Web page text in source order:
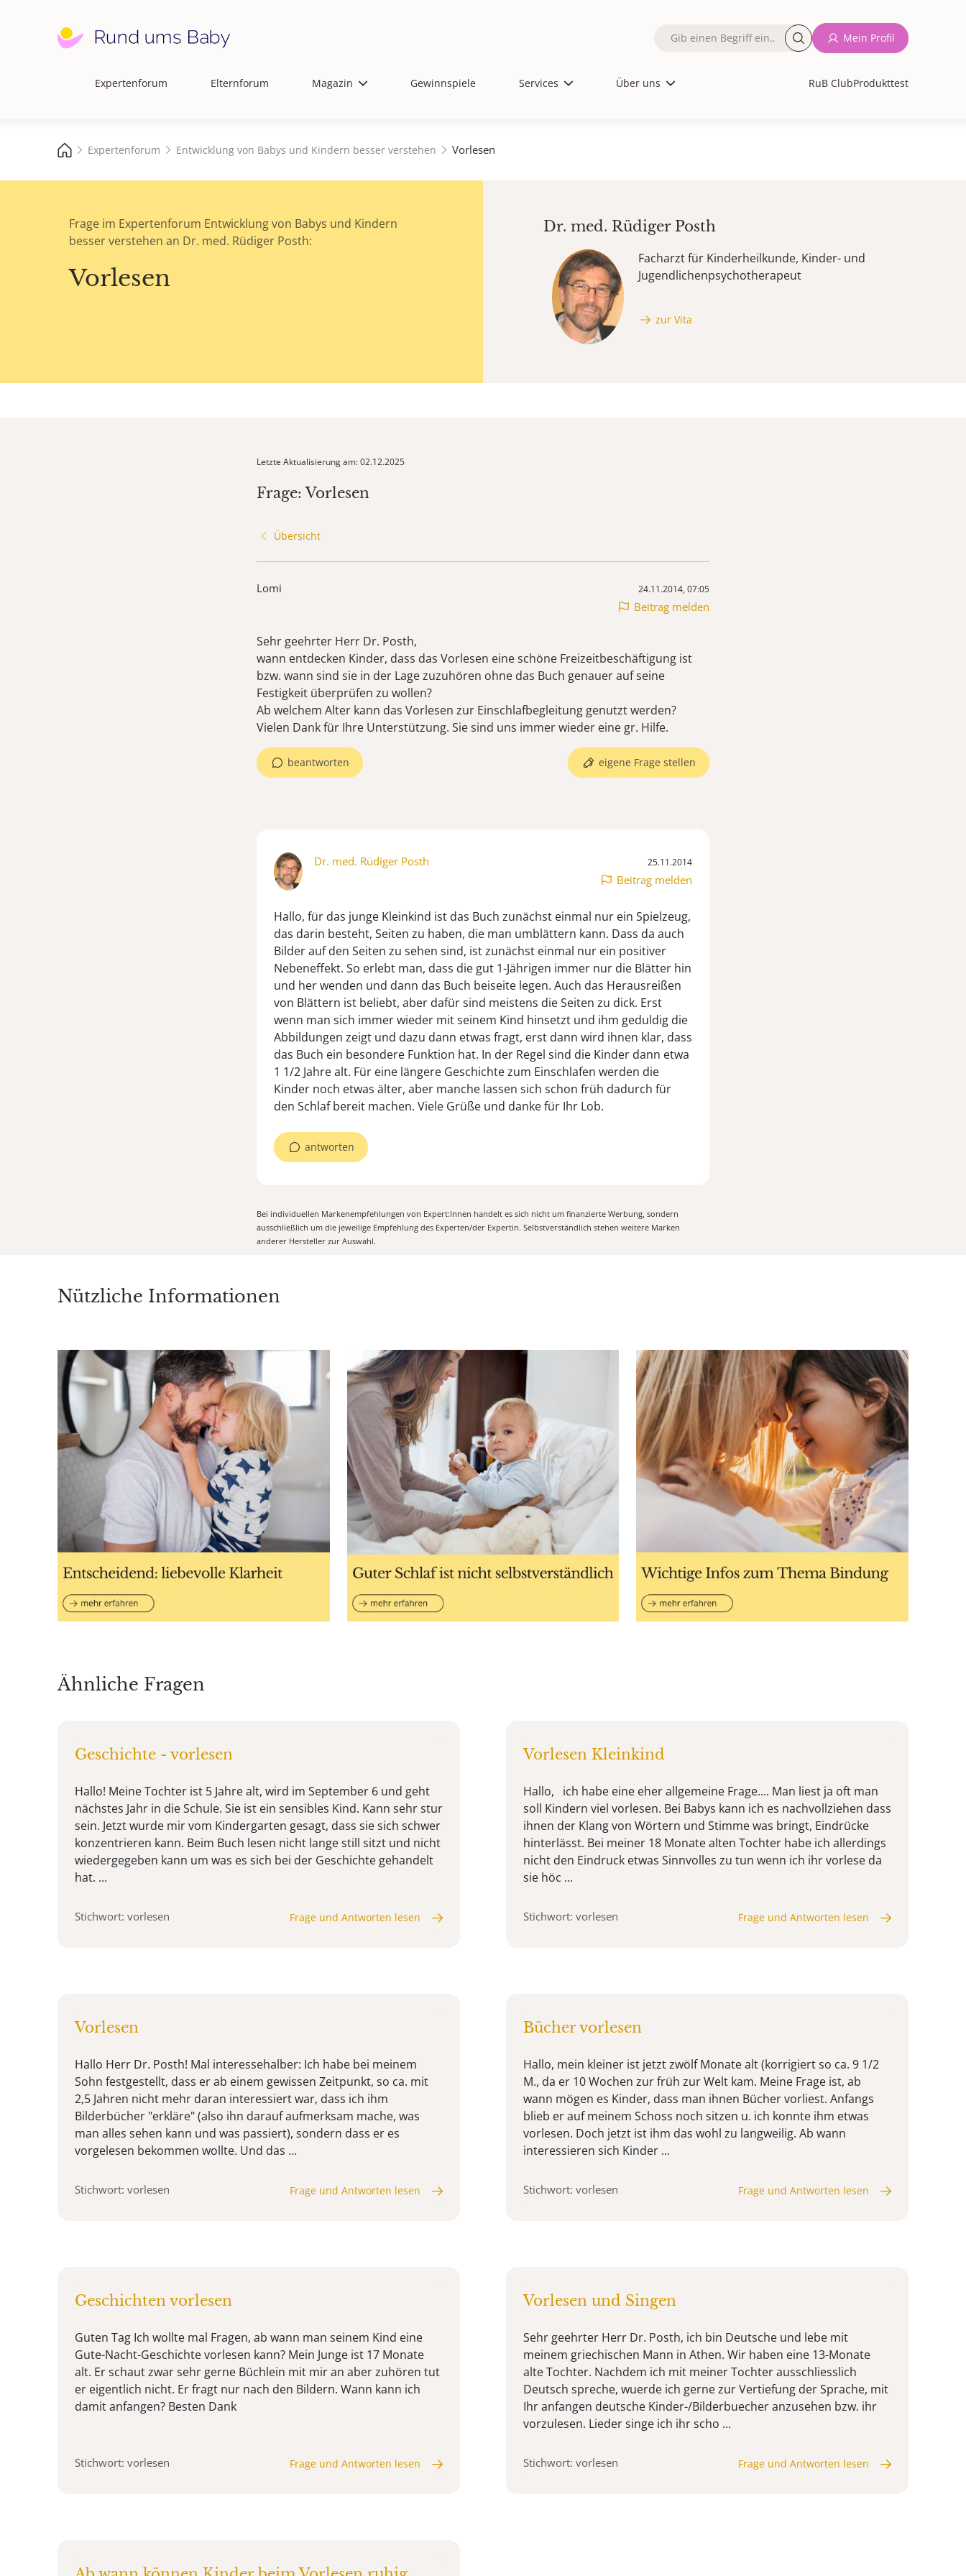
Hauptnavigation
Expertenforum Elternforum Magazin Gewinnspiele Services Über uns RuB ClubProdukttest
Fulltext
Mein Profil
Expertenforum Entwicklung von Babys und Kindern besser verstehen Vorlesen
Frage im Expertenforum Entwicklung von Babys und Kindern
besser verstehen an Dr. med. Rüdiger Posth:
Vorlesen
Dr. med. RüdigerPosth
Facharzt für Kinderheilkunde, Kinder- und
Jugendlichenpsychotherapeut
zur Vita
Letzte Aktualisierung am: 02.12.2025
Frage: Vorlesen
Übersicht
Lomi 24.11.2014, 07:05
Beitrag melden
Sehr geehrter Herr Dr. Posth,
wann entdecken Kinder, dass das Vorlesen eine schöne Freizeitbeschäftigung ist
bzw. wann sind sie in der Lage zuzuhören ohne das Buch genauer auf seine
Festigkeit überprüfen zu wollen?
Ab welchem Alter kann das Vorlesen zur Einschlafbegleitung genutzt werden?
Vielen Dank für Ihre Unterstützung. Sie sind uns immer wieder eine gr. Hilfe.
beantworten eigene Frage stellen
Dr. med. Rüdiger Posth 25.11.2014
Beitrag melden
Hallo, für das junge Kleinkind ist das Buch zunächst einmal nur ein Spielzeug,
das darin besteht, Seiten zu haben, die man umblättern kann. Dass da auch
Bilder auf den Seiten zu sehen sind, ist zunächst einmal nur ein positiver
Nebeneffekt. So erlebt man, dass die gut 1-Jährigen immer nur die Blätter hin
und her wenden und dann das Buch beiseite legen. Auch das Herausreißen
von Blättern ist beliebt, aber dafür sind meistens die Seiten zu dick. Erst
wenn man sich immer wieder mit seinem Kind hinsetzt und ihm geduldig die
Abbildungen zeigt und dazu dann etwas fragt, erst dann wird ihnen klar, dass
das Buch ein besondere Funktion hat. In der Regel sind die Kinder dann etwa
1 1/2 Jahre alt. Für eine längere Geschichte zum Einschlafen werden die
Kinder noch etwas älter, aber manche lassen sich schon früh dadurch für
den Schlaf bereit machen. Viele Grüße und danke für Ihr Lob.
antworten
Bei individuellen Markenempfehlungen von Expert:Innen handelt es sich nicht um finanzierte Werbung, sondern
ausschließlich um die jeweilige Empfehlung des Experten/der Expertin. Selbstverständlich stehen weitere Marken
anderer Hersteller zur Auswahl.
Nützliche Informationen
Ähnliche Fragen
Geschichte - vorlesen
Hallo! Meine Tochter ist 5 Jahre alt, wird im September 6 und geht
nächstes Jahr in die Schule. Sie ist ein sensibles Kind. Kann sehr stur
sein. Jetzt wurde mir vom Kindergarten gesagt, dass sie sich schwer
konzentrieren kann. Beim Buch lesen nicht lange still sitzt und nicht
wiedergegeben kann um was es sich bei der Geschichte gehandelt
hat. ...
Stichwort: vorlesen Frage und Antworten lesen
Vorlesen Kleinkind
Hallo, ich habe eine eher allgemeine Frage.... Man liest ja oft man
soll Kindern viel vorlesen. Bei Babys kann ich es nachvollziehen dass
ihnen der Klang von Wörtern und Stimme was bringt, Eindrücke
hinterlässt. Bei meiner 18 Monate alten Tochter habe ich allerdings
nicht den Eindruck etwas Sinnvolles zu tun wenn ich ihr vorlese da
sie höc ...
Stichwort: vorlesen Frage und Antworten lesen
Vorlesen
Hallo Herr Dr. Posth! Mal interessehalber: Ich habe bei meinem
Sohn festgestellt, dass er ab einem gewissen Zeitpunkt, so ca. mit
2,5 Jahren nicht mehr daran interessiert war, dass ich ihm
Bilderbücher "erkläre" (also ihn darauf aufmerksam mache, was
man alles sehen kann und was passiert), sondern dass er es
vorgelesen bekommen wollte. Und das ...
Stichwort: vorlesen Frage und Antworten lesen
Bücher vorlesen
Hallo, mein kleiner ist jetzt zwölf Monate alt (korrigiert so ca. 9 1/2
M., da er 10 Wochen zur früh zur Welt kam. Meine Frage ist, ab
wann mögen es Kinder, dass man ihnen Bücher vorliest. Anfangs
blieb er auf meinem Schoss noch sitzen u. ich konnte ihm etwas
vorlesen. Doch jetzt ist ihm das wohl zu langweilig. Ab wann
interessieren sich Kinder ...
Stichwort: vorlesen Frage und Antworten lesen
Geschichten vorlesen
Guten Tag Ich wollte mal Fragen, ab wann man seinem Kind eine
Gute-Nacht-Geschichte vorlesen kann? Mein Junge ist 17 Monate
alt. Er schaut zwar sehr gerne Büchlein mit mir an aber zuhören tut
er eigentlich nicht. Er fragt nur nach den Bildern. Wann kann ich
damit anfangen? Besten Dank
Stichwort: vorlesen Frage und Antworten lesen
Vorlesen und Singen
Sehr geehrter Herr Dr. Posth, ich bin Deutsche und lebe mit
meinem griechischen Mann in Athen. Wir haben eine 13-Monate
alte Tochter. Nachdem ich mit meiner Tochter ausschliesslich
Deutsch spreche, wuerde ich gerne zur Vertiefung der Sprache, mit
Ihr anfangen deutsche Kinder-/Bilderbuecher anzusehen bzw. ihr
vorzulesen. Lieder singe ich ihr scho ...
Stichwort: vorlesen Frage und Antworten lesen